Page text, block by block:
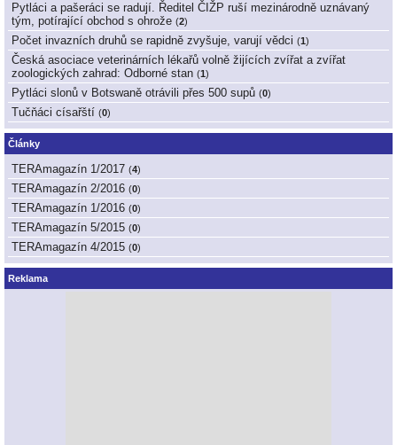
Pytláci a pašeráci se radují. Ředitel ČIŽP ruší mezinárodně uznávaný
tým, potírající obchod s ohrože (2)
Počet invazních druhů se rapidně zvyšuje, varují vědci (1 )
Česká asociace veterinárních lékařů volně žijících zvířat a zvířat
zoologických zahrad: Odborné stan (1 )
Pytláci slonů v Botswaně otrávili přes 500 supů (0)
Tučňáci císařští (0)
Články
TERAmagazín 1/2017 (4)
TERAmagazín 2/2016 (0)
TERAmagazín 1/2016 (0)
TERAmagazín 5/2015 (0)
TERAmagazín 4/2015 (0)
Reklama